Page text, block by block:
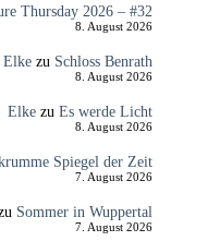
Thursday 2026 – #32
8. August 2026
Elkezu Schloss Benrath
8. August 2026
Elkezu Es werde Licht
8. August 2026
Spiegel der Zeit
7. August 2026
Sommer in Wuppertal
7. August 2026